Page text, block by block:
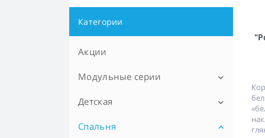
Категории
Акции
Модульные серии
LINATE (Линате)
TIFFANY (Тиффани)
Детская
Детские диваны
Спальня